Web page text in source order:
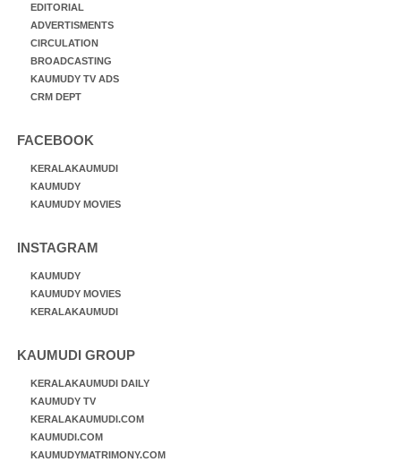
EDITORIAL
ADVERTISMENTS
CIRCULATION
BROADCASTING
KAUMUDY TV ADS
CRM DEPT
FACEBOOK
KERALAKAUMUDI
KAUMUDY
KAUMUDY MOVIES
INSTAGRAM
KAUMUDY
KAUMUDY MOVIES
KERALAKAUMUDI
KAUMUDI GROUP
KERALAKAUMUDI DAILY
KAUMUDY TV
KERALAKAUMUDI.COM
KAUMUDI.COM
KAUMUDYMATRIMONY.COM